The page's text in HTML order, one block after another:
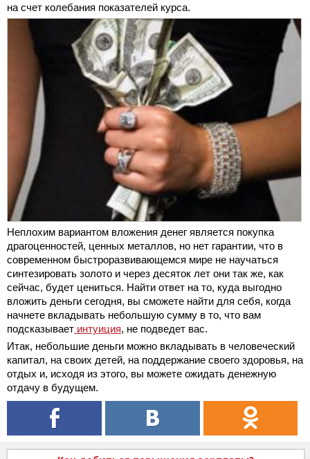
на счет колебания показателей курса.
Неплохим вариантом вложения денег является покупка
драгоценностей, ценных металлов, но нет гарантии, что в
современном быстроразвивающемся мире не научаться
синтезировать золото и через десяток лет они так же, как
сейчас, будет цениться. Найти ответ на то, куда выгодно
вложить деньги сегодня, вы сможете найти для себя, когда
начнете вкладывать небольшую сумму в то, что вам
подсказывает интуиция, не подведет вас.
Итак, небольшие деньги можно вкладывать в человеческий
капитал, на своих детей, на поддержание своего здоровья, на
отдых и, исходя из этого, вы можете ожидать денежную
отдачу в будущем.